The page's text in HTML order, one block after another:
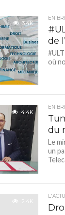
3.4K
EN
de
où
4.4K
EN
du
Le
un
2.4K